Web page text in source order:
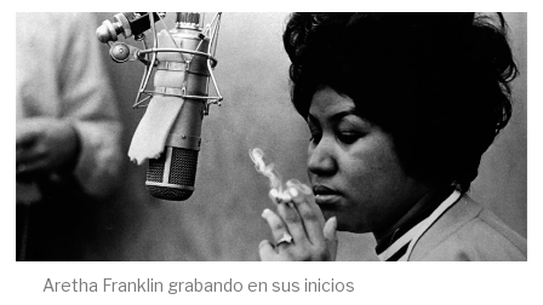
Aretha Franklin grabando en sus inicios